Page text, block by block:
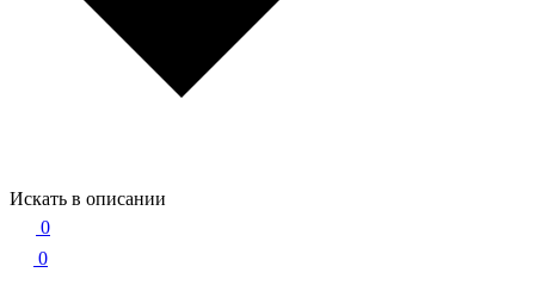
Искать в описании
0
0